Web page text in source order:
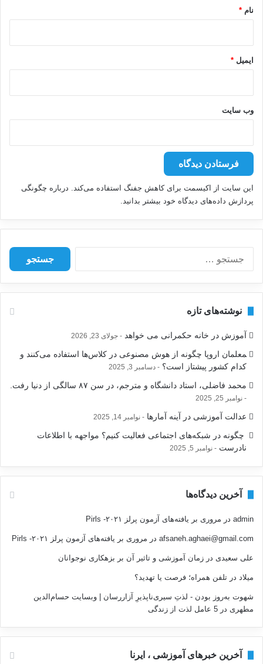
نام *
ایمیل *
وب‌ سایت
این سایت از اکیسمت برای کاهش جفنگ استفاده می‌کند. درباره چگونگی
پردازش داده‌های دیدگاه خود بیشتر بدانید.
س
ا
ی
نوشته‌های تازه
آموزش در خانه حکمرانی می خواهد جولای 23, 2026
‍معلمان اروپا چگونه از هوش مصنوعی در کلاس‌ها استفاده می‌کنند و
کدام کشور پیشتاز است؟
دسامبر 3, 2025
محمد فاضلی، استاد دانشگاه و مترجم، در سن ۸۷ سالگی از دنیا رفت.
نوامبر 25, 2025
عدالت آموزشی در آینه آمارها نوامبر 14, 2025
‍ چگونه در شبکه‌های اجتماعی فعالیت کنیم؟ مواجهه با اطلاعات
نادرست
نوامبر 5, 2025
آخرین دیدگاه‌ها
admin در مروری بر یافته‌های آزمون پرلز ۲۰۲۱- Pirls
afsaneh.aghaei@gmail.com در مروری بر یافته‌های آزمون پرلز ۲۰۲۱- Pirls
علی سعیدی در زمان آموزشی و تاثیر آن بر بزهکاری نوجوانان
میلاد در تلفن همراه؛ فرصت يا تهديد؟
شهوت به‌روز بودن - لذتِ سیری‌ناپذیرِ آزاررسان | وبسایت حسام‌الدین
مطهری در 5 عامل لذت از زندگی
آخرین خبرهای آموزشی ، ایرنا